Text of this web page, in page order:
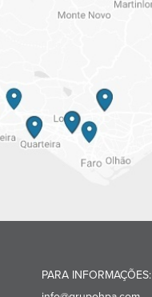
PARA INFORMAÇÕES: